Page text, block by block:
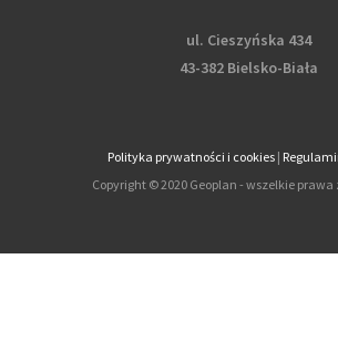
ul. Cieszyńska 434
43-382 Bielsko-Biała
Polityka prywatności i cookies|
Copyright © 2020 Geoplan - wszelkie prawa